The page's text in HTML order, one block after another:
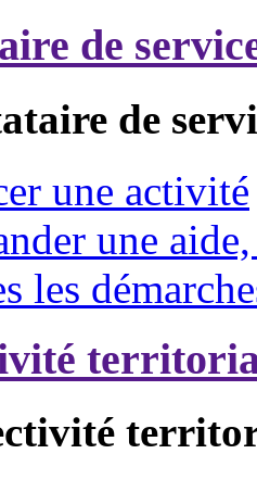
de
de
une activité
une
les